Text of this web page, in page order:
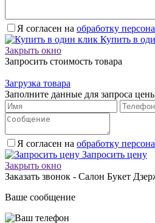
Я согласен на обработку
Купить в
Закрыть окно
Запросить стоимость товара
Загрузка товара
Заполните данные для запроса
Я согласен на обработку
Запросить цену
Закрыть окно
Заказать звонок - Салон Букет
Ваше сообщение